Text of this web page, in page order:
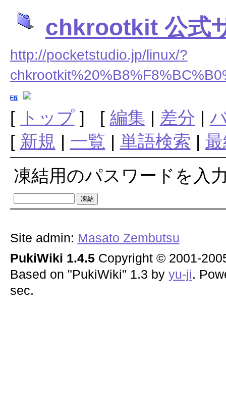
chkrootkit 公式
http://pocketstudio.jp/linux/?
[ トップ] [ 編集 | 差分 |
[ 新規 | 一覧 | 単語検索 |
凍結用のパスワードを入
Site admin: Masato Zembutsu
PukiWiki 1.4.5Copyright © 2001-
Based on "PukiWiki" 1.3 by yu-ji.
sec.